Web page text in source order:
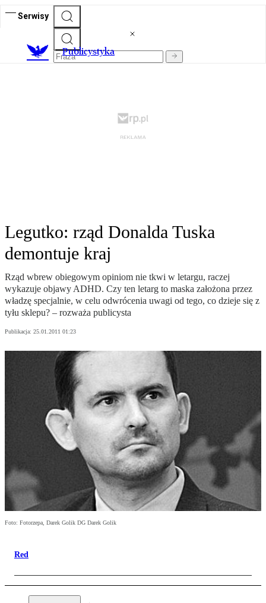
Serwisy
Publicystyka
Legutko: rząd Donalda Tuska
demontuje kraj
Rząd wbrew obiegowym opiniom nie tkwi w letargu, raczej
wykazuje objawy ADHD. Czy ten letarg to maska założona przez
władzę specjalnie, w celu odwrócenia uwagi od tego, co dzieje się z
tyłu sklepu? – rozważa publicysta
Publikacja: 25.01.2011 01:23
Foto: Fotorzepa, Darek Golik DG Darek Golik
Red